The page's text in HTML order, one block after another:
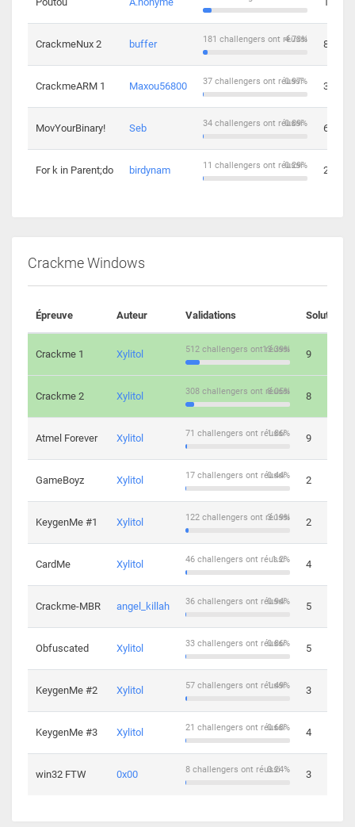
CrackmeNux 2 buffer 4.73%
181 challengers ont réussi 8
CrackmeARM 1 Maxou56800 0.97%
37 challengers ont réussi 3
MovYourBinary! Seb 0.89%
34 challengers ont réussi 6
For k in Parent;do birdynam 0.29%
11 challengers ont réussi 2
Crackme Windows
Épreuve Auteur Validations Solutions
Crackme 1 Xylitol 13.39%
512 challengers ont réussi 9
Crackme 2 Xylitol 8.05%
308 challengers ont réussi 8
Atmel Forever Xylitol 1.86%
71 challengers ont réussi 9
GameBoyz Xylitol 0.44%
17 challengers ont réussi 2
KeygenMe #1 Xylitol 3.19%
122 challengers ont réussi 2
CardMe Xylitol 1.2%
46 challengers ont réussi 4
Crackme-MBR angel_killah 0.94%
36 challengers ont réussi 5
Obfuscated Xylitol 0.86%
33 challengers ont réussi 5
KeygenMe #2 Xylitol 1.49%
57 challengers ont réussi 3
KeygenMe #3 Xylitol 0.68%
21 challengers ont réussi 4
win32 FTW 0x00 0.24%
8 challengers ont réussi 3